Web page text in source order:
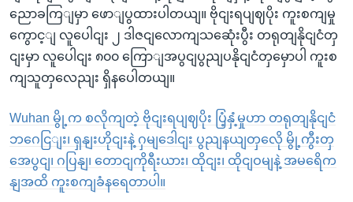
ညောခကြျမှာ ဖောျပွထားပါတယျ။ ဗိုငျးရပျဈပိုး ကူးစကျမှု
ကွောင့ျ လူပေါငျး ၂ ဒါဇငျလောကျသဆေုံးပွီး တရုတျနိုငျငံတှ
ငျးမှာ လူပေါငျး ၈၀၀ ကြောျအပွငျပွညျပနိုငျငံတှမှောပါ ကူးစ
ကျသူတှလေညျး ရှိနပေါတယျ။
Wuhan မွို့က စလိုကျတဲ့ ဗိုငျးရပျဈပိုး ပြံ့နှံ့မှုဟာ တရုတျနိုငျငံ
ဘဂေငြျး၊ ရှနျးဟိုငျးနဲ့ ဂှမျဒေါငျး ပွညျနယျတှလေို မွို့ကွီးတှ
အေပွငျ၊ ဂပြနျ၊ တောငျကိုရီးယား၊ ထိုငျး၊ ထိုငျဝမျနဲ့ အမရေိက
နျအထိ ကူးစကျခံနရေတာပါ။